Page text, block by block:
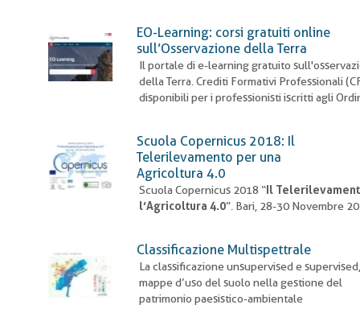
EO-Learning: corsi gratuiti online
sull’Osservazione della Terra
Il portale di e-learning gratuito
della Terra. Crediti Formativi Professionali
disponibili per i professionisti iscritti agli
Scuola Copernicus 2018: Il
Telerilevamento per una
Agricoltura 4.0
Scuola Copernicus 2018 “ Il
l’Agricoltura 4.0”. Bari, 28-30 Novembre
Classificazione Multispettrale
La classificazione unsupervised e
mappe d’uso del suolo nella gestione del
patrimonio paesistico-ambientale